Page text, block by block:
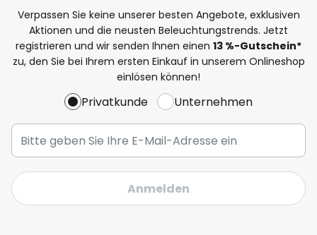
Verpassen Sie keine unserer besten Angebote, exklusiven
Aktionen und die neusten Beleuchtungstrends. Jetzt
registrieren und wir senden Ihnen einen 13 %-Gutschein*
zu, den Sie bei Ihrem ersten Einkauf in unserem Onlineshop
einlösen können!
Privatkunde Unternehmen
Anmelden